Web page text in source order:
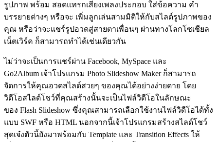
รูปภาพ พร้อม สอดแทรกเสียงเพลงประกอบ ใส่ข้อความ คำ
บรรยายต่างๆ หรือจะ เพิ่มลูกเล่นสามมิติให้กับสไลด์รูปภาพของ
คุณ หรือว่าจะแชร์รูปอวดสู่สายตาเพื่อนๆ ผ่านทางโลกโซเชียล
เน็ตเวิร์ค ก็สามารถทำได้เช่นเดียวกัน
ไม่ว่าจะเป็นการแชร์ผ่าน Facebook, MySpace และ
Go2Album เจ้าโปรแกรม Photo Slideshow Maker ก็สามารถ
จัดการให้คุณอวดสไลด์สวยๆ ของคุณได้อย่างง่ายดาย โดย
วิดีโอสไลด์โชว์ที่คุณสร้างนั้นจะเป็นไฟล์วิดีโอในลักษณะ
ของ Flash Slideshow ซึ่งคุณสามารถเลือกใช้งานไฟล์วิดีโอได้ทั้ง
แบบ SWF หรือ HTML นอกจากนี้เจ้าโปรแกรมสร้างสไลด์โชว์
สุดเจ๋งตัวนี้ยังมาพร้อมกับ Template และ Transition Effects ให้